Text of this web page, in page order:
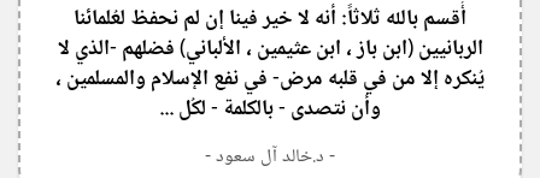
‏أُقسم بالله ثلاثاً: أنه لا خير فينا إن لم نحفظ لعُلمائنا
الربانيين (ابن باز ، ابن عثيمين ، الألباني) فضلهم -الذي لا
يُنكره إلا من في قلبه مرض- في نفع الإسلام والمسلمين ،
وأن نتصدى - بالكلمة - لكُل ...
- د.خالد آل سعود -